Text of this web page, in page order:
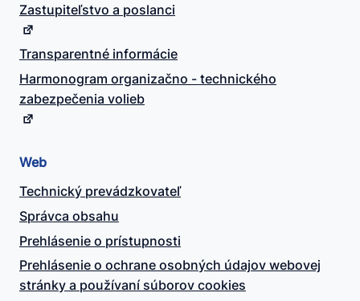
Zastupiteľstvo a poslanci
Transparentné informácie
Harmonogram organizačno - technického
zabezpečenia volieb
Web
Technický prevádzkovateľ
Správca obsahu
Prehlásenie o prístupnosti
Prehlásenie o ochrane osobných údajov webovej
stránky a používaní súborov cookies